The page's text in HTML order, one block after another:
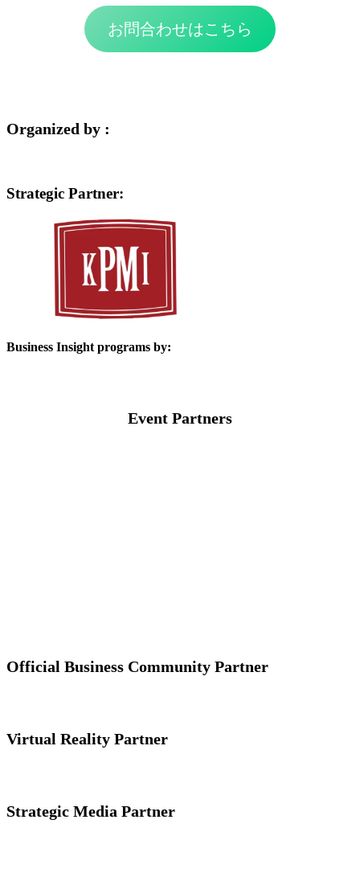
お問合わせはこちら
Organized by :
Strategic Partner:
Business Insight programs by:
Event Partners
Official Business Community Partner
Virtual Reality Partner
Strategic Media Partner